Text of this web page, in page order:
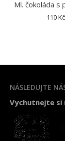
Ml. čokoláda s
110 Kč
NÁSLEDUJTE
Vychutnejte si